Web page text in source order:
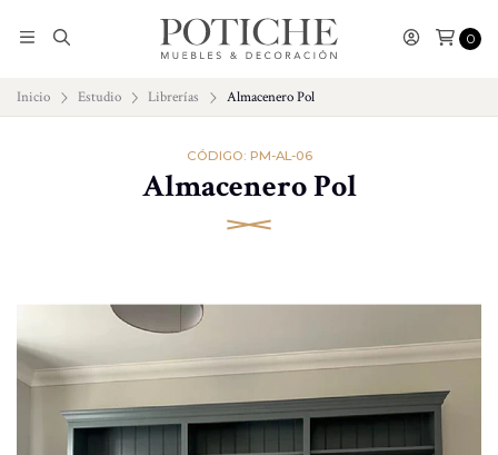
0
Inicio Estudio Librerías Almacenero Pol
CÓDIGO: PM-AL-06
Almacenero Pol